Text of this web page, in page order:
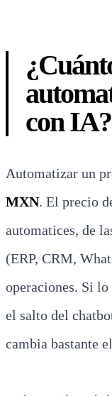
con IA?
Automatizar un
MXN. El precio
automatices, de
(ERP, CRM,
operaciones. Si lo
el salto del
cambia bastante